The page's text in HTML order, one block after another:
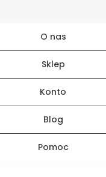
O nas
Sklep
Konto
Blog
Pomoc